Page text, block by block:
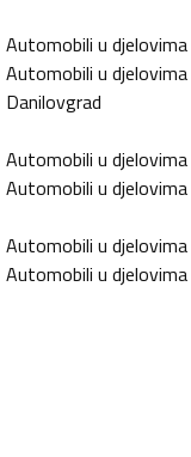
Automobili u djelovima
Automobili u djelovima
Danilovgrad
Automobili u djelovima
Automobili u djelovima
Automobili u djelovima
Automobili u djelovima